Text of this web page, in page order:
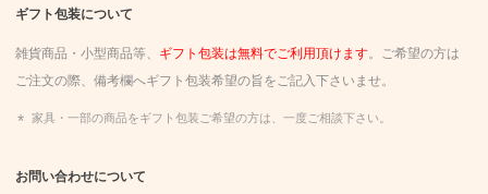
午前中、14時～16時、16時～18時、18時～20時、19時～21時
ギフト包装について
雑貨商品・小型商品等、 ギフト包装は無料でご利用頂けます。ご希望の方は
ご注文の際、備考欄へギフト包装希望の旨をご記入下さいませ。
家具・一部の商品をギフト包装ご希望の方は、一度ご相談下さい。
お問い合わせについて